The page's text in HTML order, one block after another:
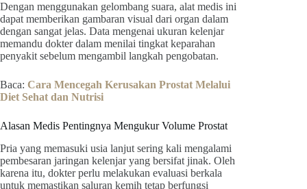
Dengan menggunakan gelombang suara, alat medis ini
dapat memberikan gambaran visual dari organ dalam
dengan sangat jelas. Data mengenai ukuran kelenjar
memandu dokter dalam menilai tingkat keparahan
penyakit sebelum mengambil langkah pengobatan.
Baca: Cara Mencegah Kerusakan Prostat Melalui
Diet Sehat dan Nutrisi
Alasan Medis Pentingnya Mengukur Volume Prostat
Pria yang memasuki usia lanjut sering kali mengalami
pembesaran jaringan kelenjar yang bersifat jinak. Oleh
karena itu, dokter perlu melakukan evaluasi berkala
untuk memastikan saluran kemih tetap berfungsi